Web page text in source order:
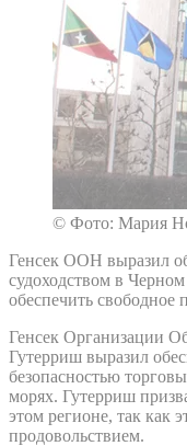
© Фото: Мария
Генсек ООН выразил
судоходством в
обеспечить свободное
Генсек Организации
Гутерриш выразил
безопасностью
морях. Гутерриш
этом регионе, так как
продовольствием.